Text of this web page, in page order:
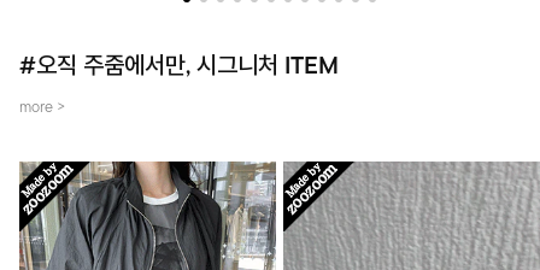
#오직 주줌에서만, 시그니처 ITEM
more >